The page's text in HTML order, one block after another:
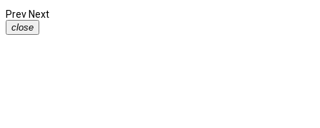
Prev Next
close